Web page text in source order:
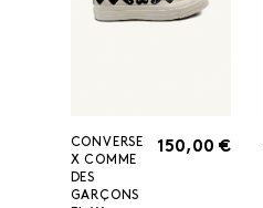
CONVERSE
X COMME
DES
GARÇONS
150,00 €